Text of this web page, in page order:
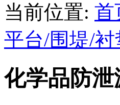
当前位置: 首
平台/围堤/衬
化学品防